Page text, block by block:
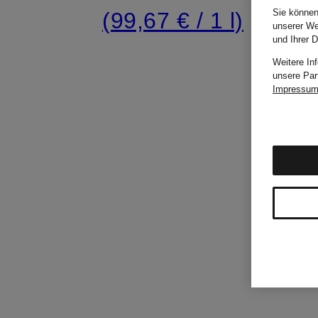
(99,67 € / 1 l)
Sie
unserer
und Ihrer
Weitere
unsere
Impressum